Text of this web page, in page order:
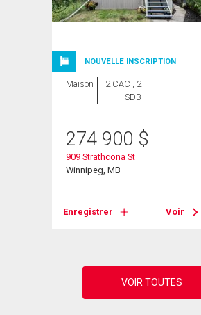
NOUVELLE INSCRIPTION
Maison
2 CAC , 2
SDB
274 900 $
909 Strathcona St
Winnipeg, MB
Enregistrer Voir